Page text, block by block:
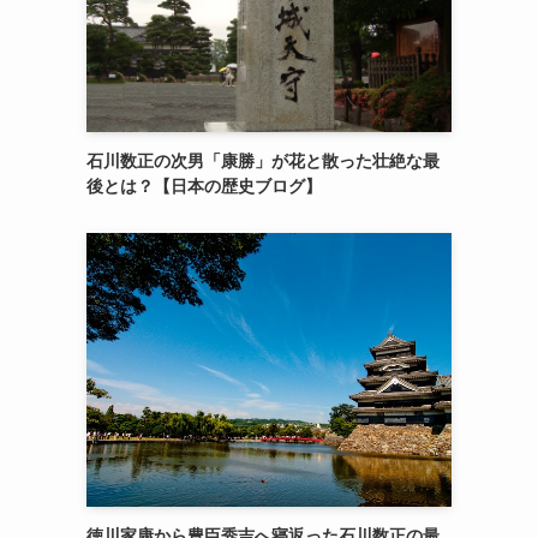
石川数正の次男「康勝」が花と散った壮絶な最
後とは？【日本の歴史ブログ】